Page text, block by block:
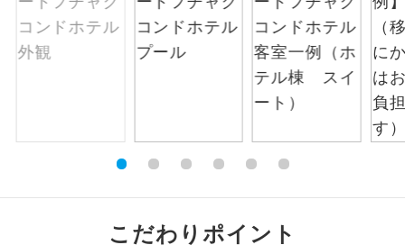
こだわりポイント
露天風呂
ご宿泊ホテルに露天風呂が付いていま
す。
ご宿泊ホテルに大浴場が付いています。
全てのお食事が付いていますので、お食
く）
だけます。
て、ご旅行の契約が成立となります。
ご予約方法について
ウェブ限定コースとなりますので、コールセ
ません。